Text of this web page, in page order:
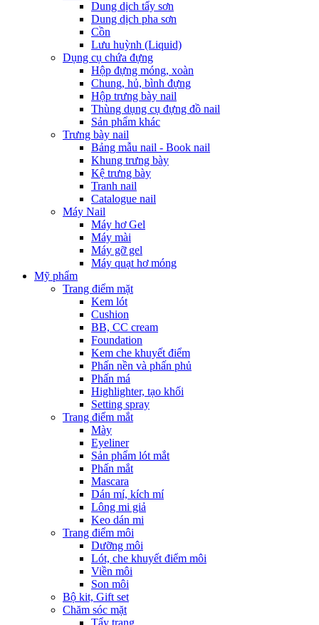
Dung dịch tẩy sơn
Dung dịch pha sơn
Cồn
Lưu huỳnh (Liquid)
Dụng cụ chứa đựng
Hộp đựng móng, xoàn
Chung, hủ, bình đựng
Hộp trưng bày nail
Thùng dụng cụ đựng đồ nail
Sản phẩm khác
Trưng bày nail
Bảng mẫu nail - Book nail
Khung trưng bày
Kệ trưng bày
Tranh nail
Catalogue nail
Máy Nail
Máy hơ Gel
Máy mài
Máy gỡ gel
Máy quạt hơ móng
Mỹ phẩm
Trang điểm mặt
Kem lót
Cushion
BB, CC cream
Foundation
Kem che khuyết điểm
Phấn nền và phấn phủ
Phấn má
Highlighter, tạo khối
Setting spray
Trang điểm mắt
Mày
Eyeliner
Sản phẩm lót mắt
Phấn mắt
Mascara
Dán mí, kích mí
Lông mi giả
Keo dán mi
Trang điểm môi
Dưỡng môi
Lót, che khuyết điểm môi
Viền môi
Son môi
Bộ kit, Gift set
Chăm sóc mặt
Tẩy trang